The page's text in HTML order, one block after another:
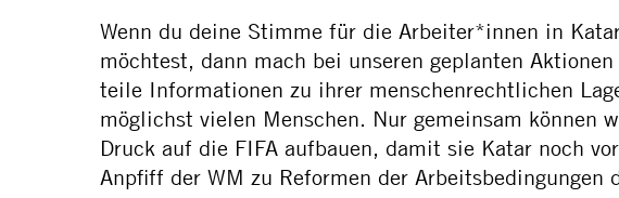
Wenn du deine Stimme für die Arbeiter*innen in
möchtest, dann mach bei unseren geplanten
teile Informationen zu ihrer menschenrechtlichen
möglichst vielen Menschen. Nur gemeinsam können
Druck auf die FIFA aufbauen, damit sie Katar noch
Anpfiff der WM zu Reformen der Arbeitsbedingungen